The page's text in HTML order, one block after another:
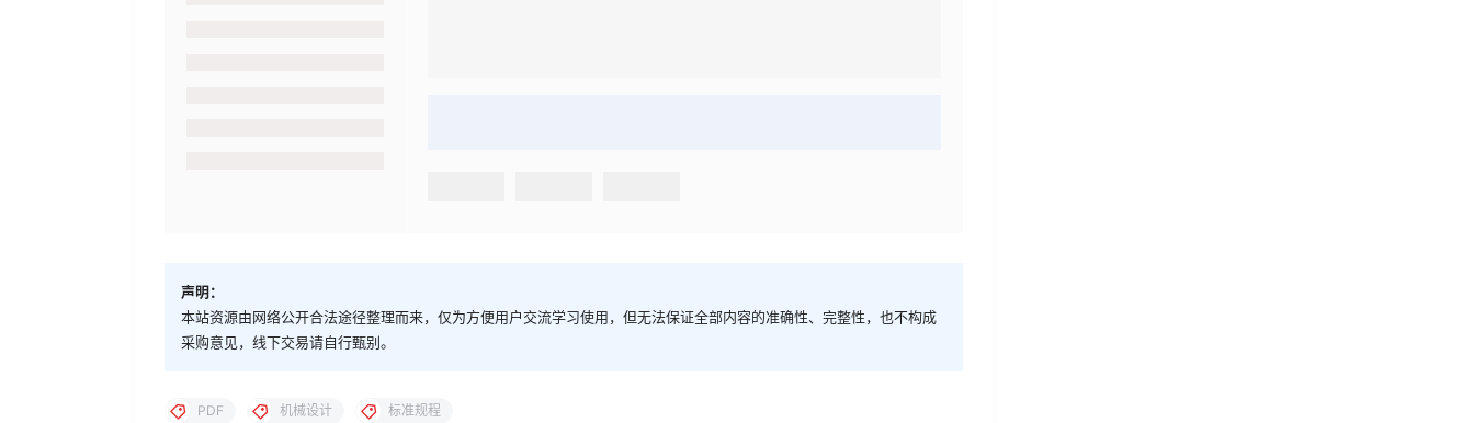
声明：
本站资源由网络公开合法途径整理而来，仅为方便用户交流学习使用，但无法保证全部内容的准确性、完整性，也不构成
采购意见，线下交易请自行甄别。
PDF 机械设计 标准规程